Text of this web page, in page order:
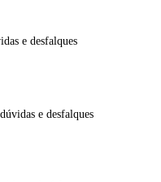
e desfalques
e desfalques